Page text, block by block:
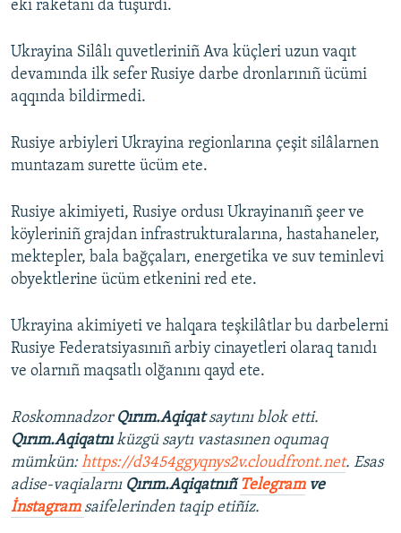
eki raketanı da tüşürdi.
Ukrayina Silâlı quvetleriniñ Ava küçleri uzun vaqıt
devamında ilk sefer Rusiye darbe dronlarınıñ ücümi
aqqında bildirmedi.
Rusiye arbiyleri Ukrayina regionlarına çeşit silâlarnen
muntazam surette ücüm ete.
Rusiye akimiyeti, Rusiye ordusı Ukrayinanıñ şeer ve
köyleriniñ grajdan infrastrukturalarına, hastahaneler,
mektepler, bala bağçaları, energetika ve suv teminlevi
obyektlerine ücüm etkenini red ete.
Ukrayina akimiyeti ve halqara teşkilâtlar bu darbelerni
Rusiye Federatsiyasınıñ arbiy cinayetleri olaraq tanıdı
ve olarnıñ maqsatlı olğanını qayd ete.
Roskomnadzor Qırım.Aqiqatsaytını blok etti.
Qırım.Aqiqatnıküzgü saytı vastasınen oqumaq
mümkün:https://d3454ggyqnys2v.cloudfront.net. Esas
adise-vaqialarnı Qırım.Aqiqatnıñ Telegramve
İnstagram saifelerinden taqip etiñiz.